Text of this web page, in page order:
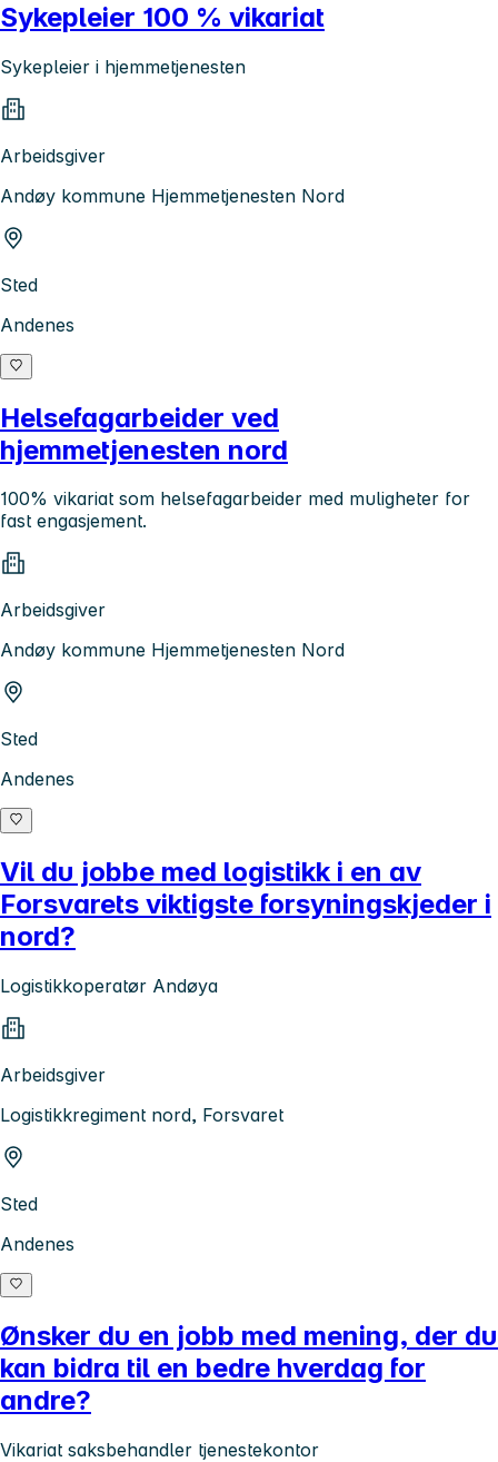
Sykepleier 100 % vikariat
Sykepleier i hjemmetjenesten
Arbeidsgiver
Andøy kommune Hjemmetjenesten Nord
Sted
Andenes
Helsefagarbeider ved
hjemmetjenesten nord
100% vikariat som helsefagarbeider med muligheter for
fast engasjement.
Arbeidsgiver
Andøy kommune Hjemmetjenesten Nord
Sted
Andenes
Vil du jobbe med logistikk i en av
Forsvarets viktigste forsyningskjeder i
nord?
Logistikkoperatør Andøya
Arbeidsgiver
Logistikkregiment nord, Forsvaret
Sted
Andenes
Ønsker du en jobb med mening, der du
kan bidra til en bedre hverdag for
andre?
Vikariat saksbehandler tjenestekontor